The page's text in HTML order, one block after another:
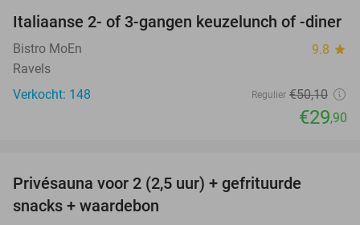
40%
Italiaanse 2- of 3-gangen keuzelunch of -diner
Bistro MoEn 9.8 star
Ravels
Verkocht: 148
Regulier €50,10
€29,90
TODAY
Privésauna voor 2 (2,5 uur) + gefrituurde
snacks + waardebon